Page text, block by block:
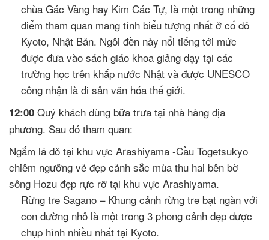
chùa Gác Vàng hay Kim Các Tự, là một trong những
điểm tham quan mang tính biểu tượng nhất ở cố đô
Kyoto, Nhật Bản. Ngôi đền này nổi tiếng tới mức
được đưa vào sách giáo khoa giảng dạy tại các
trường học trên khắp nước Nhật và được UNESCO
công nhận là di sản văn hóa thế giới.
12:00 Quý khách dùng bữa trưa tại nhà hàng địa
phương. Sau đó tham quan:
Ngắm lá đỏ tại khu vực Arashiyama -Cầu Togetsukyo
chiêm ngưỡng vẻ đẹp cảnh sắc mùa thu hai bên bờ
sông Hozu đẹp rực rỡ tại khu vực Arashiyama.
Rừng tre Sagano – Khung cảnh rừng tre bạt ngàn với
con đường nhỏ là một trong 3 phong cảnh đẹp được
chụp hình nhiều nhất tại Kyoto.